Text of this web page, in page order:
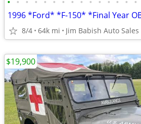
1996 *Ford* *F-150* *Final Year
8/4 64k mi Jim Babish Auto Sales
$19,900